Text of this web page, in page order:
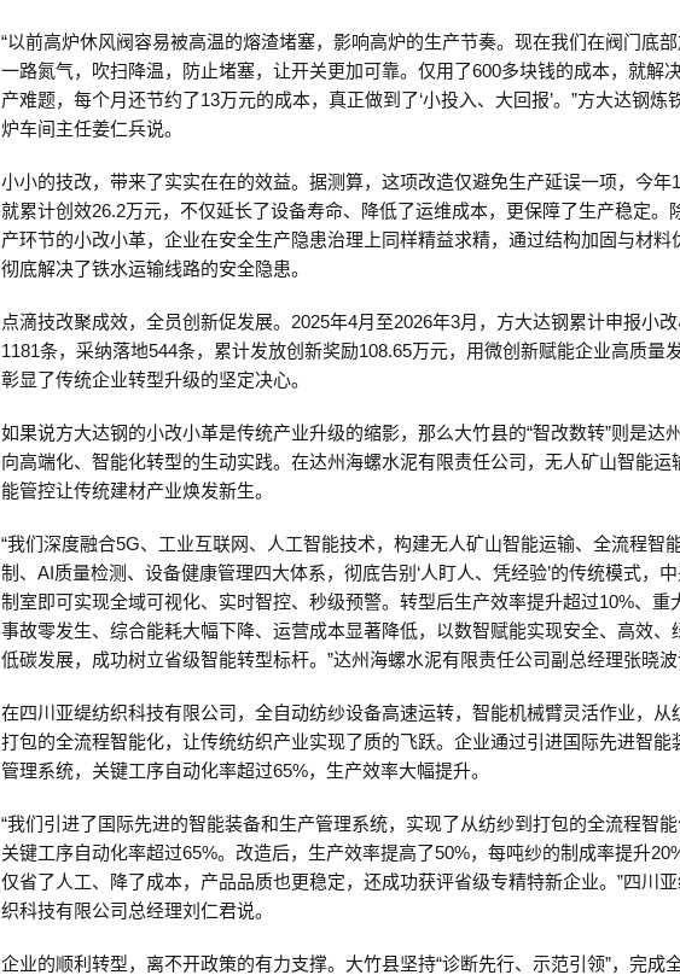
“以前高炉休风阀容易被高温的熔渣堵塞，影响高炉的生产节奏。现在我们在阀门底部
一路氮气，吹扫降温，防止堵塞，让开关更加可靠。仅用了600多块钱的成本，就解
产难题，每个月还节约了13万元的成本，真正做到了‘小投入、大回报’。”方大达钢炼
炉车间主任姜仁兵说。
小小的技改，带来了实实在在的效益。据测算，这项改造仅避免生产延误一项，今年
就累计创效26.2万元，不仅延长了设备寿命、降低了运维成本，更保障了生产稳定。
产环节的小改小革，企业在安全生产隐患治理上同样精益求精，通过结构加固与材料
彻底解决了铁水运输线路的安全隐患。
点滴技改聚成效，全员创新促发展。2025年4月至2026年3月，方大达钢累计申报小
1181条，采纳落地544条，累计发放创新奖励108.65万元，用微创新赋能企业高质量发
彰显了传统企业转型升级的坚定决心。
如果说方大达钢的小改小革是传统产业升级的缩影，那么大竹县的“智改数转”则是达
向高端化、智能化转型的生动实践。在达州海螺水泥有限责任公司，无人矿山智能运
能管控让传统建材产业焕发新生。
“我们深度融合5G、工业互联网、人工智能技术，构建无人矿山智能运输、全流程智
制、AI质量检测、设备健康管理四大体系，彻底告别‘人盯人、凭经验’的传统模式，
制室即可实现全域可视化、实时智控、秒级预警。转型后生产效率提升超过10%、重
事故零发生、综合能耗大幅下降、运营成本显著降低，以数智赋能实现安全、高效、
低碳发展，成功树立省级智能转型标杆。”达州海螺水泥有限责任公司副总经理张晓波
在四川亚缇纺织科技有限公司，全自动纺纱设备高速运转，智能机械臂灵活作业，从
打包的全流程智能化，让传统纺织产业实现了质的飞跃。企业通过引进国际先进智能
管理系统，关键工序自动化率超过65%，生产效率大幅提升。
“我们引进了国际先进的智能装备和生产管理系统，实现了从纺纱到打包的全流程智能
关键工序自动化率超过65%。改造后，生产效率提高了50%，每吨纱的制成率提升
仅省了人工、降了成本，产品品质也更稳定，还成功获评省级专精特新企业。”四川
织科技有限公司总经理刘仁君说。
企业的顺利转型，离不开政策的有力支撑。大竹县坚持“诊断先行、示范引领”，完成